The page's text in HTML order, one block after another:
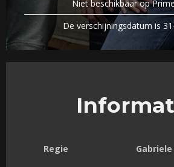
Niet beschikbaar op
De verschijningsdatum is
Regie